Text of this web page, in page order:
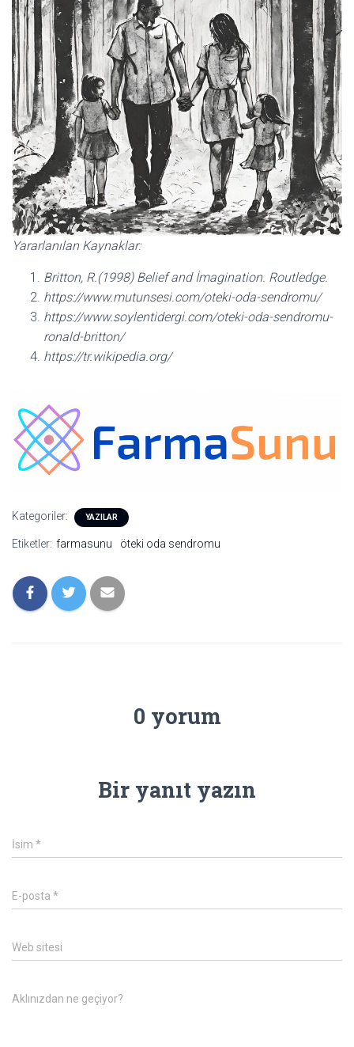
Yararlanılan Kaynaklar:
Britton, R.(1998) Belief and İmagination. Routledge.
https://www.mutunsesi.com/oteki-oda-sendromu/
https://www.soylentidergi.com/oteki-oda-sendromu-
ronald-britton/
https://tr.wikipedia.org/
Kategoriler: YAZILAR
Etiketler: farmasunu öteki oda sendromu
0 yorum
Bir yanıt yazın
İsim *
E-posta *
Web sitesi
Aklınızdan ne geçiyor?